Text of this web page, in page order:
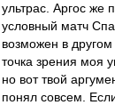
ультрас. Аргос же
условный матч
возможен в
точка зрения моя
но вот твой
понял совсем.